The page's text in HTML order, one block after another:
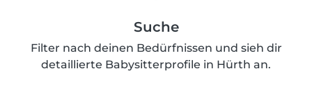
Suche
Filter nach deinen Bedürfnissen und sieh dir
detaillierte Babysitterprofile in Hürth an.